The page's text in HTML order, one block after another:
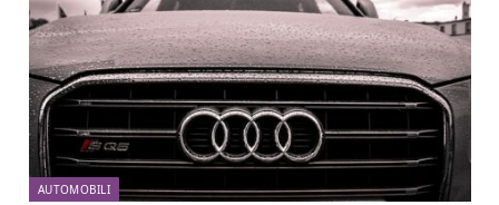
AUTOMOBILI